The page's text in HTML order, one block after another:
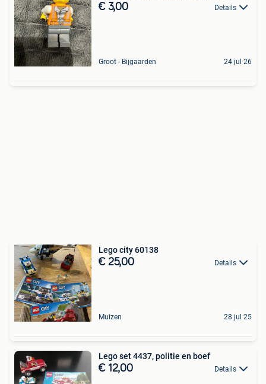
€ 3,00 Details
Groot - Bijgaarden 24 jul 26
Lego city 60138
€ 25,00 Details
Muizen 28 jul 25
Lego set 4437, politie en boef
€ 12,00 Details